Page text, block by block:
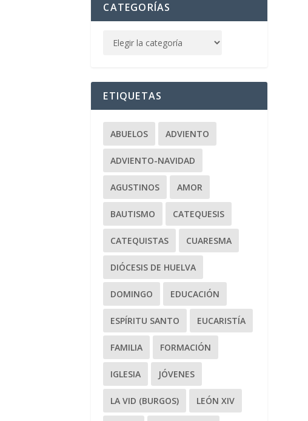
CATEGORÍAS
ETIQUETAS
ABUELOS ADVIENTO
ADVIENTO-NAVIDAD
AGUSTINOS AMOR
BAUTISMO CATEQUESIS
CATEQUISTAS CUARESMA
DIÓCESIS DE HUELVA
DOMINGO EDUCACIÓN
ESPÍRITU SANTO EUCARISTÍA
FAMILIA FORMACIÓN
IGLESIA JÓVENES
LA VID (BURGOS) LEÓN XIV